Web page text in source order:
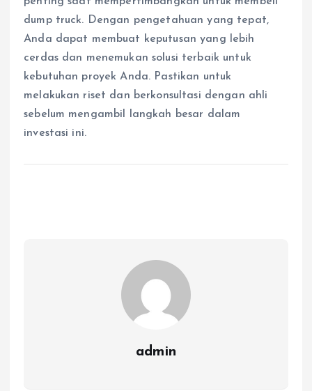
dump truck. Dengan pengetahuan yang tepat,
Anda dapat membuat keputusan yang lebih
cerdas dan menemukan solusi terbaik untuk
kebutuhan proyek Anda. Pastikan untuk
melakukan riset dan berkonsultasi dengan ahli
sebelum mengambil langkah besar dalam
investasi ini.
admin